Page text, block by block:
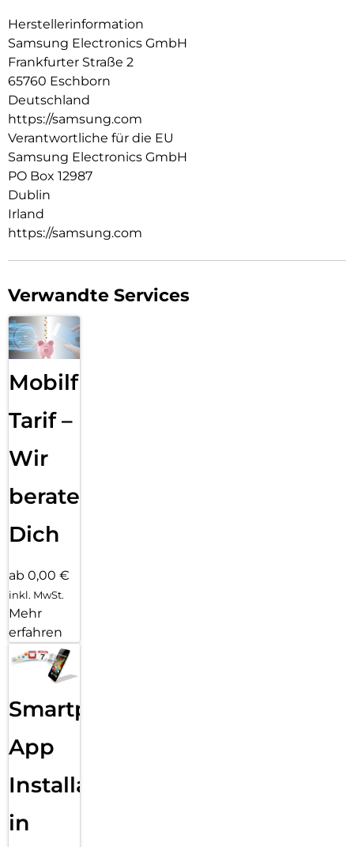
Herstellerinformation
Samsung Electronics GmbH
Frankfurter Straße 2
65760 Eschborn
Deutschland
https://samsung.com
Verantwortliche für die EU
Samsung Electronics GmbH
PO Box 12987
Dublin
Irland
https://samsung.com
Verwandte Services
Mobilfunk
Tarif –
Wir
beraten
Dich
ab 0,00 €
inkl. MwSt.
Mehr
erfahren
Smartphone
App
Installation
in